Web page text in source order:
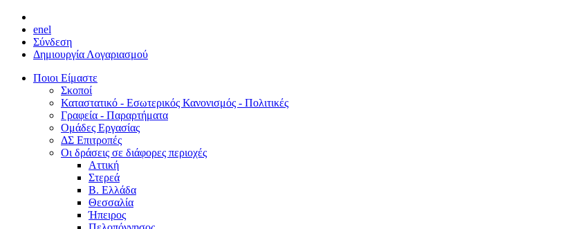
enel
Σύνδεση
Δημιουργία Λογαριασμού
Ποιοι Είμαστε
Σκοποί
Καταστατικό - Εσωτερικός Κανονισμός - Πολιτικές
Γραφεία - Παραρτήματα
Ομάδες Εργασίας
ΔΣ Επιτροπές
Οι δράσεις σε διάφορες περιοχές
Αττική
Στερεά
Β. Ελλάδα
Θεσσαλία
Ήπειρος